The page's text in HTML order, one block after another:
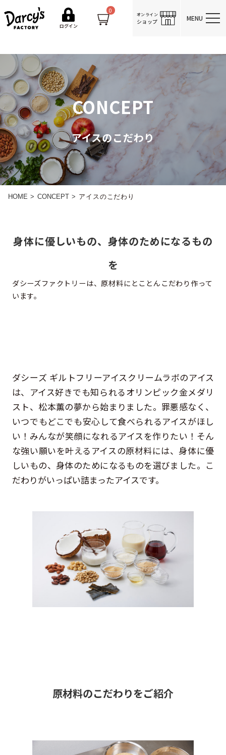
ログイン
0
オンライン
ショップ MENU
CONCEPT
アイスのこだわり
HOME CONCEPT アイスのこだわり
身体に優しいもの、身体のためになるもの
を
ダシーズファクトリーは、原材料にとことんこだわり作って
います。
ダシーズ ギルトフリーアイスクリームラボのアイス
は、アイス好きでも知られるオリンピック金メダリ
スト、松本薫の夢から始まりました。罪悪感なく、
いつでもどこでも安心して食べられるアイスがほし
い！みんなが笑顔になれるアイスを作りたい！そん
な強い願いを叶えるアイスの原材料には、身体に優
しいもの、身体のためになるものを選びました。こ
だわりがいっぱい詰まったアイスです。
原材料のこだわりをご紹介